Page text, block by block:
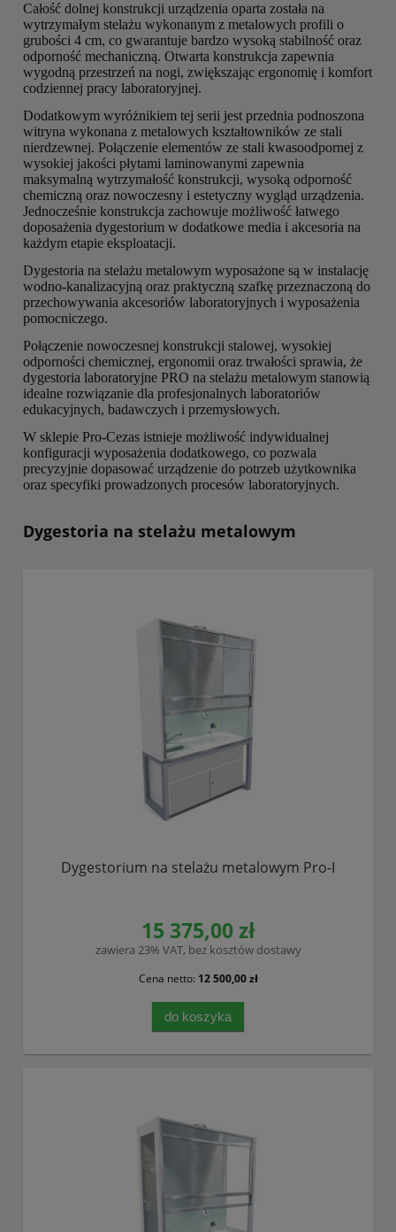
Całość dolnej konstrukcji urządzenia oparta została na
wytrzymałym stelażu wykonanym z metalowych profili o
grubości 4 cm, co gwarantuje bardzo wysoką stabilność oraz
odporność mechaniczną. Otwarta konstrukcja zapewnia
wygodną przestrzeń na nogi, zwiększając ergonomię i komfort
codziennej pracy laboratoryjnej.
Dodatkowym wyróżnikiem tej serii jest przednia podnoszona
witryna wykonana z metalowych kształtowników ze stali
nierdzewnej. Połączenie elementów ze stali kwasoodpornej z
wysokiej jakości płytami laminowanymi zapewnia
maksymalną wytrzymałość konstrukcji, wysoką odporność
chemiczną oraz nowoczesny i estetyczny wygląd urządzenia.
Jednocześnie konstrukcja zachowuje możliwość łatwego
doposażenia dygestorium w dodatkowe media i akcesoria na
każdym etapie eksploatacji.
Dygestoria na stelażu metalowym wyposażone są w instalację
wodno-kanalizacyjną oraz praktyczną szafkę przeznaczoną do
przechowywania akcesoriów laboratoryjnych i wyposażenia
pomocniczego.
Połączenie nowoczesnej konstrukcji stalowej, wysokiej
odporności chemicznej, ergonomii oraz trwałości sprawia, że
dygestoria laboratoryjne PRO na stelażu metalowym stanowią
idealne rozwiązanie dla profesjonalnych laboratoriów
edukacyjnych, badawczych i przemysłowych.
W sklepie Pro-Cezas istnieje możliwość indywidualnej
konfiguracji wyposażenia dodatkowego, co pozwala
precyzyjnie dopasować urządzenie do potrzeb użytkownika
oraz specyfiki prowadzonych procesów laboratoryjnych.
Dygestoria na stelażu metalowym
Dygestorium na stelażu metalowym Pro-I
15 375,00 zł
zawiera 23% VAT, bez kosztów dostawy
Cena netto: 12 500,00 zł
do koszyka